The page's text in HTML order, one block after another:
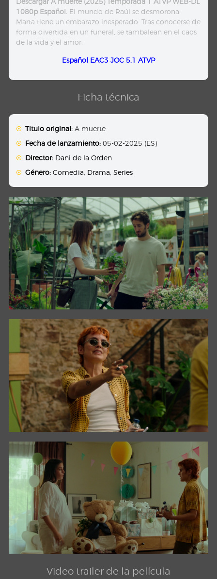
1080p Español. El mundo de Raúl se desmorona.
Marta tiene un embarazo inesperado. Tras conocerse de
forma divertida en un funeral, se tambalean en el caos
de la vida y el amor.
Español EAC3 JOC 5.1 ATVP
Ficha técnica
Titulo original: A muerte
Fecha de lanzamiento: 05-02-2025 (ES)
Director: Dani de la Orden
Género: Comedia Drama ,Series
Video trailer de la película